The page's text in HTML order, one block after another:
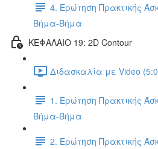
4. Ερώτηση Πρακτικής
Βήμα-Βήμα
ΚΕΦΑΛΑΙΟ 19: 2D Contour
Διδασκαλία με Video
1. Ερώτηση Πρακτικής
Βήμα-Βήμα
2. Ερώτηση Πρακτικής